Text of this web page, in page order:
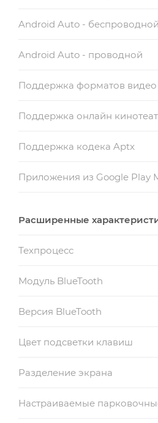
Android Auto - беспроводной
Android Auto - проводной
Поддержка форматов видео
Поддержка онлайн
Поддержка кодека Aptx
Приложения из Google Play
Расширенные
Техпроцесс
Модуль BlueTooth
Версия BlueTooth
Цвет подсветки клавиш
Разделение экрана
Настраиваемые